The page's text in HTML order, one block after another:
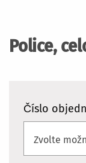
Police,
Číslo
galerie